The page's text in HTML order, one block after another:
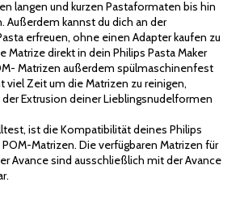
langen und kurzen Pastaformaten bis hin
Außerdem kannst du dich an der
erfreuen, ohne einen Adapter kaufen zu
Matrize direkt in dein Philips Pasta Maker
Matrizen außerdem spülmaschinenfest
viel Zeit um die Matrizen zu reinigen,
Extrusion deiner Lieblingsnudelformen
ist die Kompatibilität deines Philips
Matrizen. Die verfügbaren Matrizen für
Avance sind ausschließlich mit der Avance